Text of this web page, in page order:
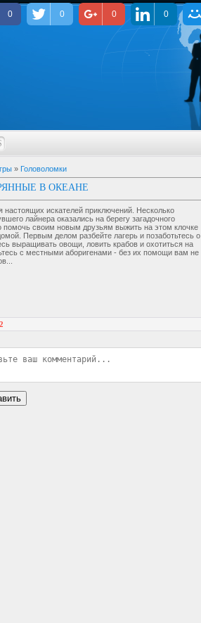
» Головоломки
В ОКЕАНЕ
настоящих искателей приключений. Несколько
лайнера оказались на берегу загадочного
помочь своим новым друзьям выжить на этом клочке
Первым делом разбейте лагерь и позаботьтесь о
выращивать овощи, ловить крабов и охотиться на
с местными аборигенами - без их помощи вам не
0 0 0 0